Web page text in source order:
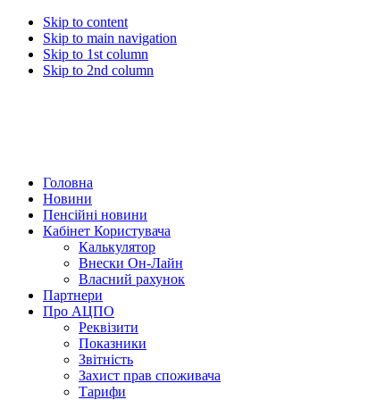
Skip to content
Skip to main navigation
Skip to 1st column
Skip to 2nd column
Головна
Новини
Пенсійні новини
Кабінет Користувача
Калькулятор
Внески Он-Лайн
Власний рахунок
Партнери
Про АЦПО
Реквізити
Показники
Звітність
Захист прав споживача
Тарифи